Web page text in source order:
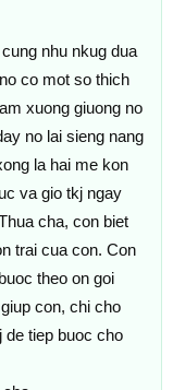
nhu nkug dua
co mot so thich
xuong giuong no
no lai sieng nang
la hai me kon
va gio tkj ngay
cha, con biet
trai cua con. Con
theo on goi
con, chi cho
de tiep buoc cho